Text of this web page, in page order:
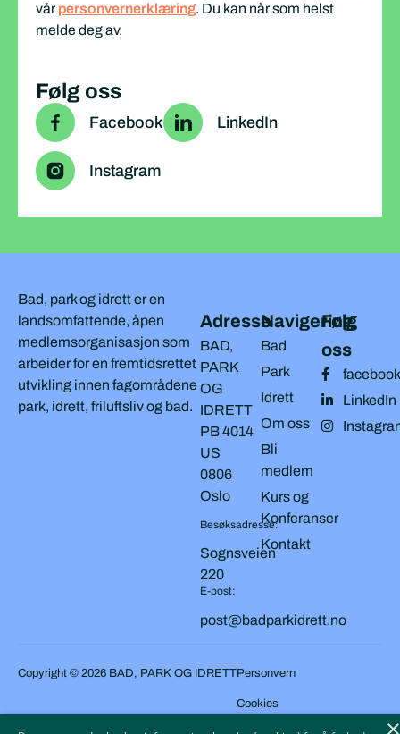
vårpersonvernerklæring. Du kan når som helst
melde deg av.
Følg oss
Facebook LinkedIn
Instagram
Bad, park og idrett er en
landsomfattende, åpen
medlemsorganisasjon som
arbeider for en fremtidsrettet
utvikling innen fagområdene
park, idrett, friluftsliv og bad.
Adresse
BAD,
PARK
OG
IDRETT
PB 4014
US
0806
Oslo
Besøksadresse:
Sognsveien
220
E-post:
post@badparkidrett.no
Navigering
Bad
Park
Idrett
Om oss
Bli
medlem
Kurs og
Konferanser
Kontakt
Følg
oss
facebook
LinkedIn
Copyright © 2026 BAD, PARK OG IDRETTPersonvern
Cookies